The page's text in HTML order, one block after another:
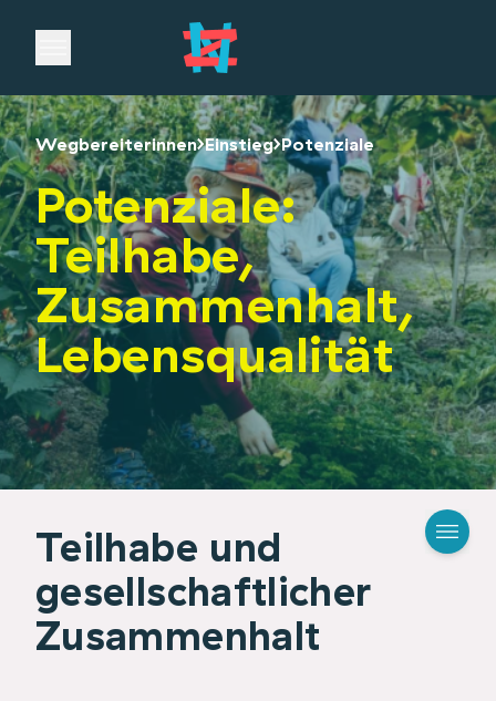
Open main menu
Wegbereiterinnen Einstieg Potenziale
Potenziale:
Teilhabe,
Zusammenhalt,
Lebensqualität
Teilhabe und
gesellschaftlicher
Zusammenhalt